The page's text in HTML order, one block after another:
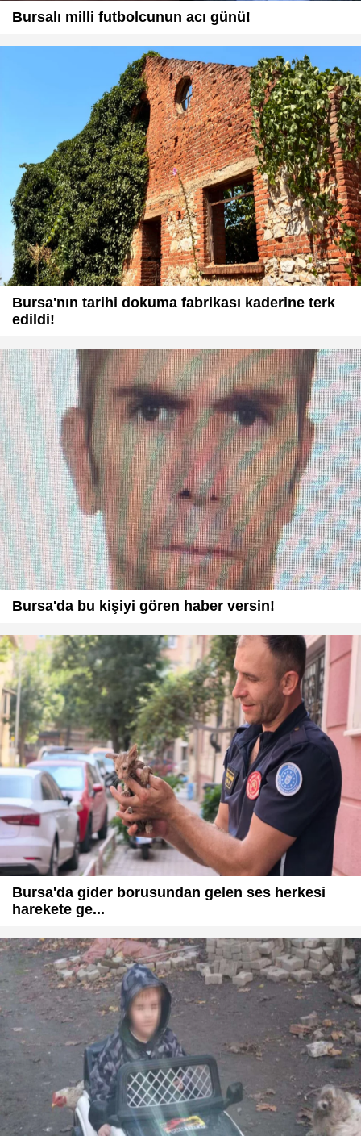
Bursalı milli futbolcunun acı günü!
Bursa'nın tarihi dokuma fabrikası kaderine terk
edildi!
Bursa'da bu kişiyi gören haber versin!
Bursa'da gider borusundan gelen ses herkesi
harekete ge...